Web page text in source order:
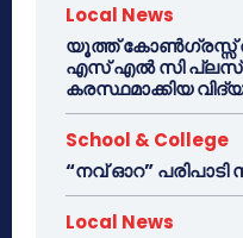
Local News
യൂത്ത് കോൺഗ്രസ്സ്
എസ് എൽ സി പ്ലസ് ടു
കരസ്ഥമാക്കിയ
School & College
“നവ് ഓറ” പരിപാടി
Local News